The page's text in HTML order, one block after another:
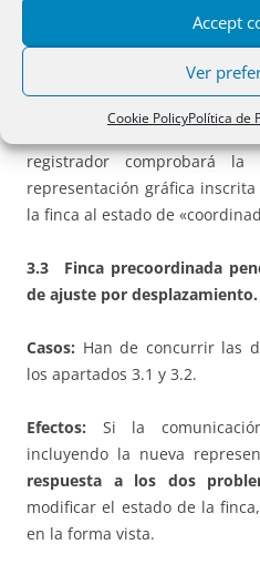
Accept
Ver
Cookie PolicyPolítica de
Actuación posterior del
haya comunicado al
registrador comprobará
representación gráfica
la finca al estado de
3.3 Finca precoordinada
de ajuste por desplazamiento.
Casos: Han de concurrir las
los apartados 3.1 y 3.2.
Efectos: Si la
incluyendo la nueva
respuesta a los dos
modificar el estado de la
en la forma vista.